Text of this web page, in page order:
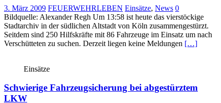
3. März 2009 FEUERWEHRLEBEN Einsätze, News 0
Bildquelle: Alexander Regh Um 13:58 ist heute das vierstöckige
Stadtarchiv in der südlichen Altstadt von Köln zusammengestürzt.
Seitdem sind 250 Hilfskräfte mit 86 Fahrzeuge im Einsatz um nach
Verschütteten zu suchen. Derzeit liegen keine Meldungen […]
Einsätze
Schwierige Fahrzeugsicherung bei abgestürztem
LKW